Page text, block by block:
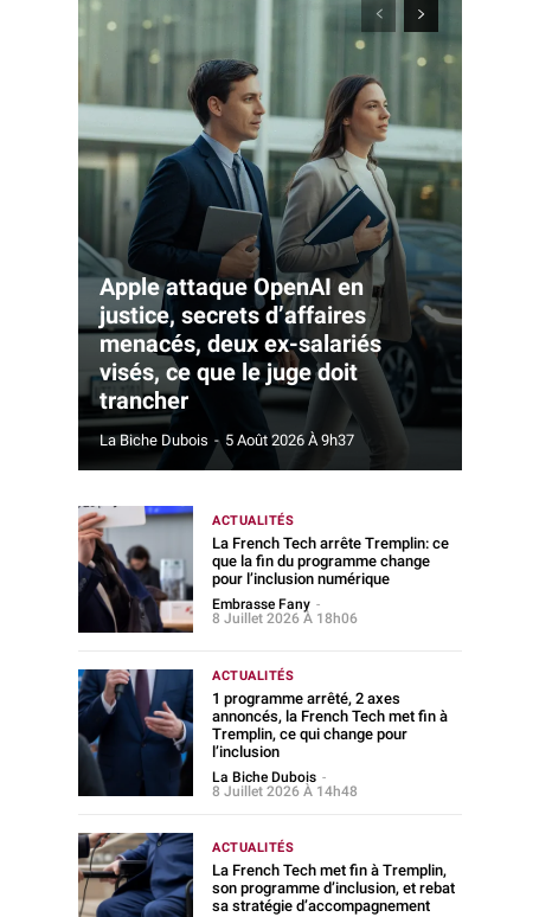
Apple attaque OpenAI en
justice, secrets d’affaires
menacés, deux ex-salariés
visés, ce que le juge doit
trancher
La Biche Dubois - 5 Août 2026 À 9h37
ACTUALITÉS
La French Tech arrête Tremplin: ce
que la fin du programme change
pour l’inclusion numérique
Embrasse Fany -
8 Juillet 2026 À 18h06
ACTUALITÉS
1 programme arrêté, 2 axes
annoncés, la French Tech met fin à
Tremplin, ce qui change pour
l’inclusion
La Biche Dubois -
8 Juillet 2026 À 14h48
ACTUALITÉS
La French Tech met fin à Tremplin,
son programme d’inclusion, et rebat
sa stratégie d’accompagnement